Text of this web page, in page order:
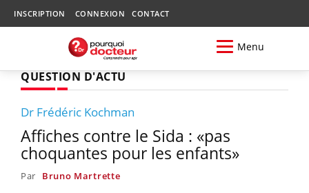
INSCRIPTION CONNEXION CONTACT
Menu
QUESTION D'ACTU
Dr Frédéric Kochman
Affiches contre le Sida : «pas
choquantes pour les enfants»
Par Bruno Martrette